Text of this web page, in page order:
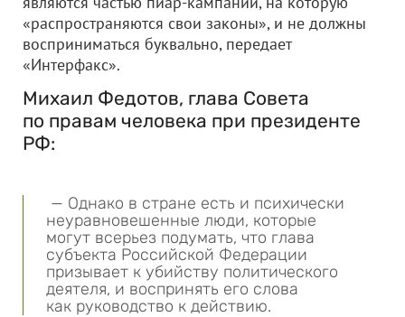
«распространяются свои законы», и не должны
восприниматься буквально, передает
«Интерфакс».
Михаил Федотов, глава Совета
по правам человека при президенте
РФ:
— Однако в стране есть и психически
неуравновешенные люди, которые
могут всерьез подумать, что глава
субъекта Российской Федерации
призывает к убийству политического
деятеля, и воспринять его слова
как руководство к действию.